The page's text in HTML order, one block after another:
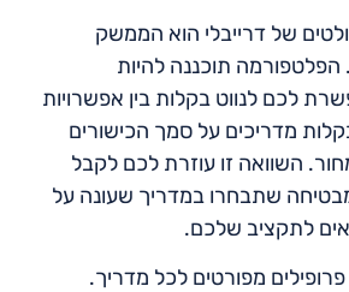
של דרייבלי הוא הממשק
תוכננה להיות
לכם לנווט בקלות בין אפשרויות
מדריכים על סמך הכישורים
השוואה זו עוזרת לכם לקבל
שתבחרו במדריך שעונה על
לתקציב שלכם.
מפורטים לכל מדריך.